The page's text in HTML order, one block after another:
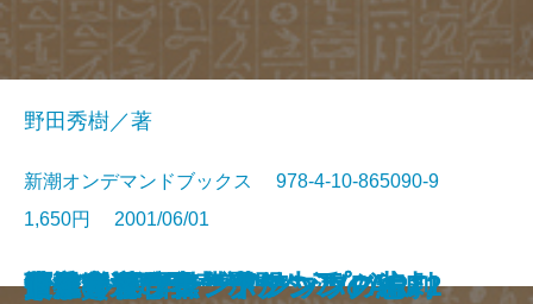
できそこない博物館
井伏鱒二随聞
ドバラダ門
姦
コリオレイナス
十二夜
タイタス・アンドロニカス
酒呑みの自己弁護
江分利満氏の華麗な生活
贋作・桜の森の満開の下
野田秀樹／著
新潮オンデマンドブックス 978-4-10-865090-9
1,650円 2001/06/01
贅沢貧乏
西方の音
きまぐれフレンドシップPART2
ドイル傑作集 ボクシング編
フロイト自伝
きまぐれフレンドシップPART1
生還
遭難者
道徳を否む者
ドイル傑作集 クルンバの悲劇